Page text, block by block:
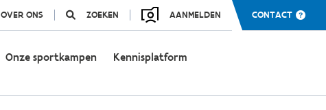
OVER ONS ZOEKEN AANMELDEN CONTACT
Onze sportkampen Kennisplatform